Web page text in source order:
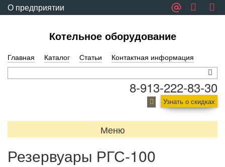
О предприятии
Котельное оборудование
Главная Каталог Статьи Контактная информация
8-913-222-83-30
Узнать о скидках
Меню
Резервуары РГС-100